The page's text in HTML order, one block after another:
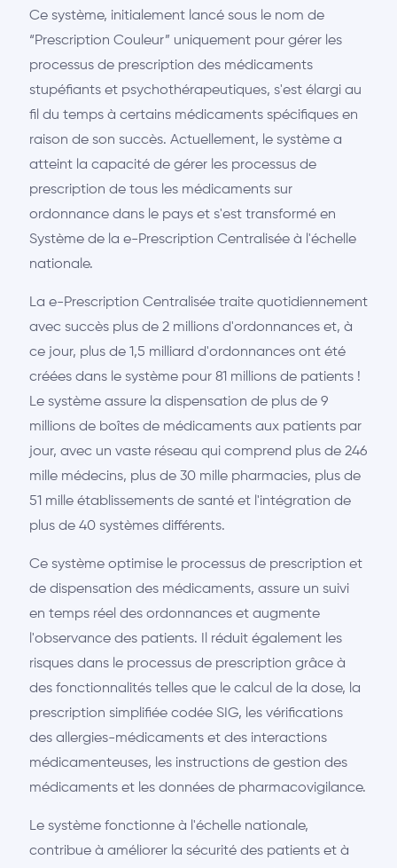
Ce système, initialement lancé sous le nom de
“Prescription Couleur” uniquement pour gérer les
processus de prescription des médicaments
stupéfiants et psychothérapeutiques, s'est élargi au
fil du temps à certains médicaments spécifiques en
raison de son succès. Actuellement, le système a
atteint la capacité de gérer les processus de
prescription de tous les médicaments sur
ordonnance dans le pays et s'est transformé en
Système de la e-Prescription Centralisée à l'échelle
nationale.
La e-Prescription Centralisée traite quotidiennement
avec succès plus de 2 millions d'ordonnances et, à
ce jour, plus de 1,5 milliard d'ordonnances ont été
créées dans le système pour 81 millions de patients !
Le système assure la dispensation de plus de 9
millions de boîtes de médicaments aux patients par
jour, avec un vaste réseau qui comprend plus de 246
mille médecins, plus de 30 mille pharmacies, plus de
51 mille établissements de santé et l'intégration de
plus de 40 systèmes différents.
Ce système optimise le processus de prescription et
de dispensation des médicaments, assure un suivi
en temps réel des ordonnances et augmente
l'observance des patients. Il réduit également les
risques dans le processus de prescription grâce à
des fonctionnalités telles que le calcul de la dose, la
prescription simplifiée codée SIG, les vérifications
des allergies-médicaments et des interactions
médicamenteuses, les instructions de gestion des
médicaments et les données de pharmacovigilance.
Le système fonctionne à l'échelle nationale,
contribue à améliorer la sécurité des patients et à